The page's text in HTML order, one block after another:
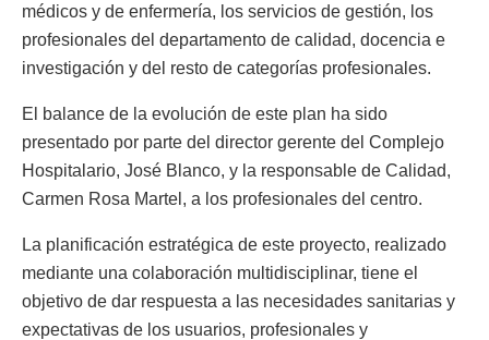
médicos y de enfermería, los servicios de gestión, los
profesionales del departamento de calidad, docencia e
investigación y del resto de categorías profesionales.
El balance de la evolución de este plan ha sido
presentado por parte del director gerente del Complejo
Hospitalario, José Blanco, y la responsable de Calidad,
Carmen Rosa Martel, a los profesionales del centro.
La planificación estratégica de este proyecto, realizado
mediante una colaboración multidisciplinar, tiene el
objetivo de dar respuesta a las necesidades sanitarias y
expectativas de los usuarios, profesionales y